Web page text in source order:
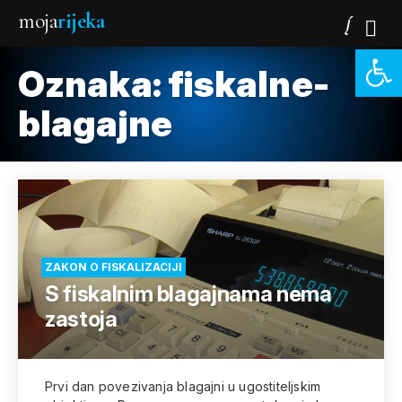
mojarijeka
Oznaka:fiskalne-
blagajne
ZAKON O FISKALIZACIJI
S fiskalnim blagajnama nema
zastoja
Prvi dan povezivanja blagajni u ugostiteljskim